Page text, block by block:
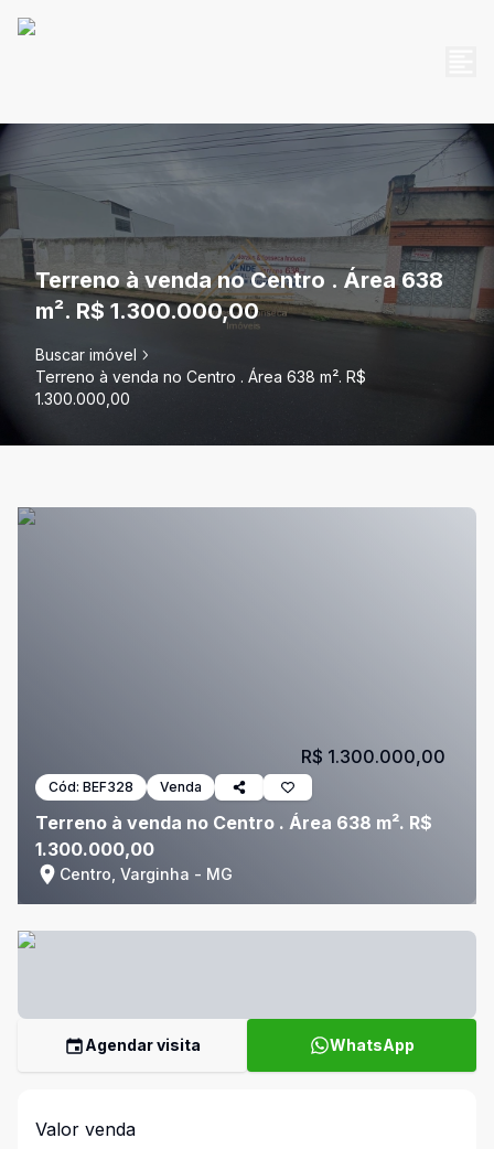
Terreno à venda no Centro . Área 638
m². R$ 1.300.000,00
Buscar imóvel
Terreno à venda no Centro . Área 638 m². R$
1.300.000,00
Cód: BEF328 Venda
Terreno à venda no Centro . Área 638 m². R$
1.300.000,00
Centro, Varginha - MG
R$ 1.300.000,00
Agendar visita WhatsApp
Valor venda